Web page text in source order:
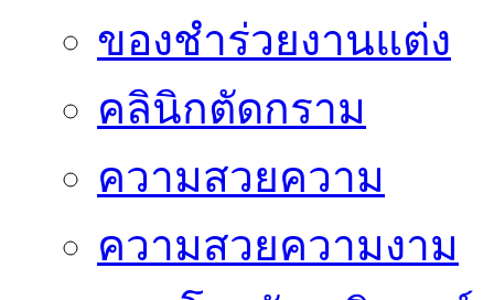
ของชำร่วยงานแต่ง
คลินิกตัดกราม
ความสวยความ
ความสวยความงาม